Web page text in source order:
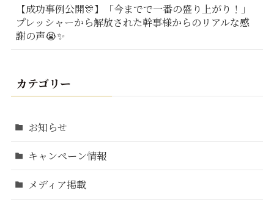
【成功事例公開🎊】「今までで一番の盛り上がり！」
プレッシャーから解放された幹事様からのリアルな感
謝の声😭✨
カテゴリー
お知らせ
キャンペーン情報
メディア掲載